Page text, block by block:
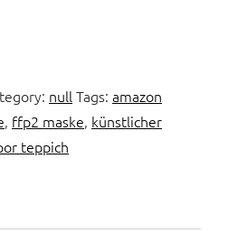
nullTags: amazon
, ffp2 maske, künstlicher
teppich